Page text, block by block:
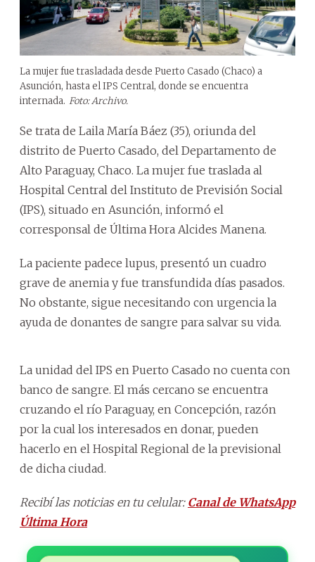
La mujer fue trasladada desde Puerto Casado (Chaco) a
Asunción, hasta el IPS Central, donde se encuentra
internada. Foto: Archivo.
Se trata de Laila María Báez (35), oriunda del
distrito de Puerto Casado, del Departamento de
Alto Paraguay, Chaco. La mujer fue traslada al
Hospital Central del Instituto de Previsión Social
(IPS), situado en Asunción, informó el
corresponsal de Última Hora Alcides Manena.
La paciente padece lupus, presentó un cuadro
grave de anemia y fue transfundida días pasados.
No obstante, sigue necesitando con urgencia la
ayuda de donantes de sangre para salvar su vida.
La unidad del IPS en Puerto Casado no cuenta con
banco de sangre. El más cercano se encuentra
cruzando el río Paraguay, en Concepción, razón
por la cual los interesados en donar, pueden
hacerlo en el Hospital Regional de la previsional
de dicha ciudad.
Recibí las noticias en tu celular: Canal de WhatsApp
Última Hora